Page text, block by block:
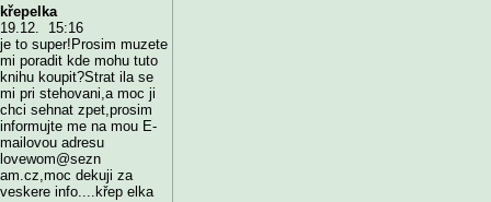
křepelka
19.12. 15:16
je to super!Prosim muzete
mi poradit kde mohu tuto
knihu koupit?Strat ila se
mi pri stehovani,a moc ji
chci sehnat zpet,prosim
informujte me na mou E-
mailovou adresu
lovewom@sezn
am.cz,moc dekuji za
veskere info....křep elka